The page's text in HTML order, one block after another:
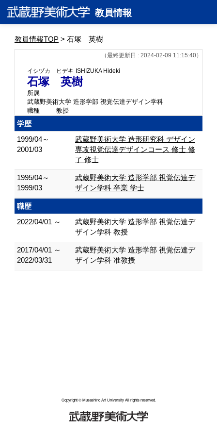
教員情報
教員情報TOP > 石塚 英樹
（最終更新日 : 2024-02-09 11:15:40）
イシヅカ ヒデキ ISHIZUKA Hideki
石塚 英樹
所属
武蔵野美術大学 造形学部 視覚伝達デザイン学科
職種
教授
学歴
1999/04～
2001/03
武蔵野美術大学 造形研究科 デザイン
専攻視覚伝達デザインコース 修士 修
了 修士
1995/04～
1999/03
武蔵野美術大学 造形学部 視覚伝達デ
ザイン学科 卒業 学士
職歴
2022/04/01 ～
武蔵野美術大学 造形学部 視覚伝達デ
ザイン学科 教授
2017/04/01 ～
2022/03/31
武蔵野美術大学 造形学部 視覚伝達デ
ザイン学科 准教授
Copyright © Musashino Art University All rights reserved.